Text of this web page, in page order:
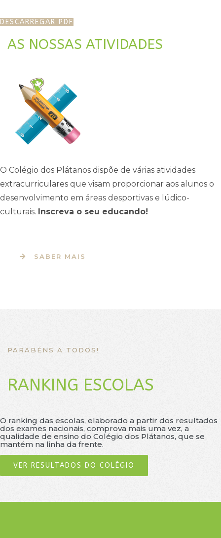
DESCARREGAR PDF
AS NOSSAS ATIVIDADES
O Colégio dos Plátanos dispõe de várias atividades
extracurriculares que visam proporcionar aos alunos o
desenvolvimento em áreas desportivas e lúdico-
culturais. Inscreva o seu educando!
SABER MAIS
PARABÉNS A TODOS!
RANKING ESCOLAS
O ranking das escolas, elaborado a partir dos resultados
dos exames nacionais, comprova mais uma vez, a
qualidade de ensino do Colégio dos Plátanos, que se
mantém na linha da frente.
VER RESULTADOS DO COLÉGIO